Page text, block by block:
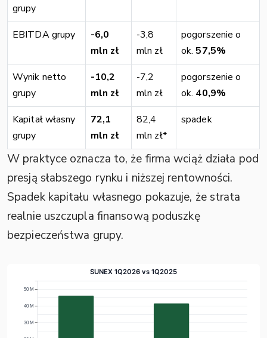
grupy
EBITDA grupy
-6,0
mln zł
-3,8
mln zł
pogorszenie o
ok.57,5%
Wynik netto
grupy
-10,2
mln zł
-7,2
mln zł
pogorszenie o
ok. 40,9%
Kapitał własny
grupy
72,1
mln zł
82,4
mln zł*
spadek
W praktyce oznacza to, że firma wciąż działa pod
presją słabszego rynku i niższej rentowności.
Spadek kapitału własnego pokazuje, że strata
realnie uszczupla finansową poduszkę
bezpieczeństwa grupy.